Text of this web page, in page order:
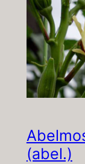
(abel.)